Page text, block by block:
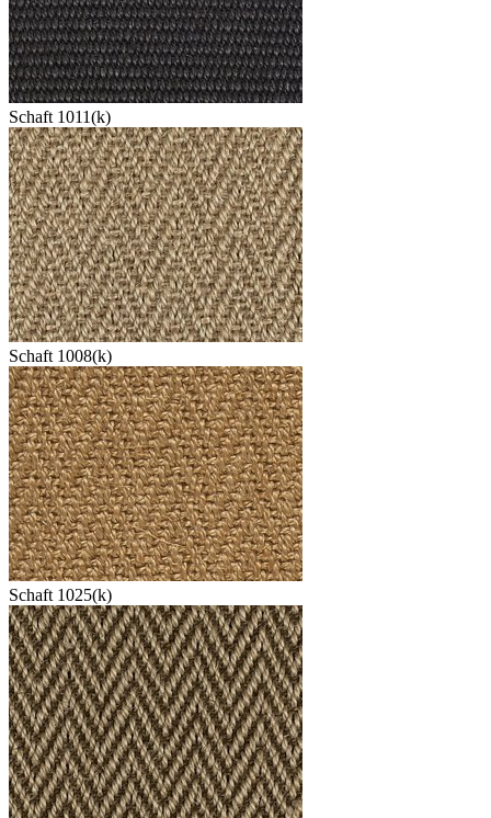
Schaft 1011(k)
Schaft 1008(k)
Schaft 1025(k)